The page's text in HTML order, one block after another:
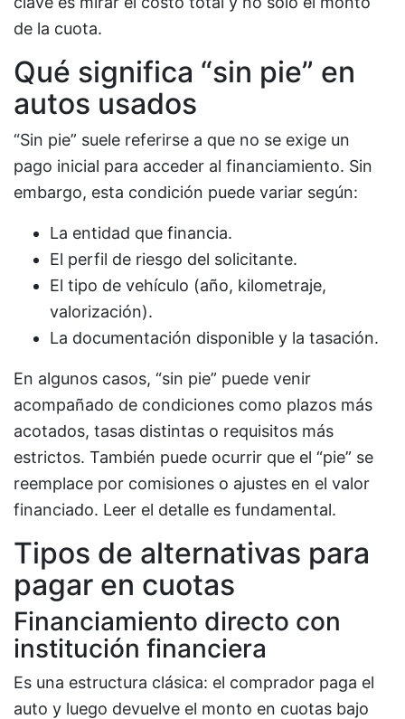
de la cuota.
Qué significa “sin pie” en
autos usados
“Sin pie” suele referirse a que no se exige un
pago inicial para acceder al financiamiento. Sin
embargo, esta condición puede variar según:
La entidad que financia.
El perfil de riesgo del solicitante.
El tipo de vehículo (año, kilometraje,
valorización).
La documentación disponible y la tasación.
En algunos casos, “sin pie” puede venir
acompañado de condiciones como plazos más
acotados, tasas distintas o requisitos más
estrictos. También puede ocurrir que el “pie” se
reemplace por comisiones o ajustes en el valor
financiado. Leer el detalle es fundamental.
Tipos de alternativas para
pagar en cuotas
Financiamiento directo con
institución financiera
Es una estructura clásica: el comprador paga el
auto y luego devuelve el monto en cuotas bajo